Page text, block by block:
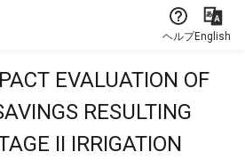
ヘルプEnglish
EVALUATION OF
RESULTING
II IRRIGATION